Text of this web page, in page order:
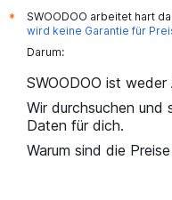
*
SWOODOO arbeitet hart
wird keine Garantie für
Darum:
SWOODOO ist
Wir durchsuchen und
Daten für dich.
Warum sind die